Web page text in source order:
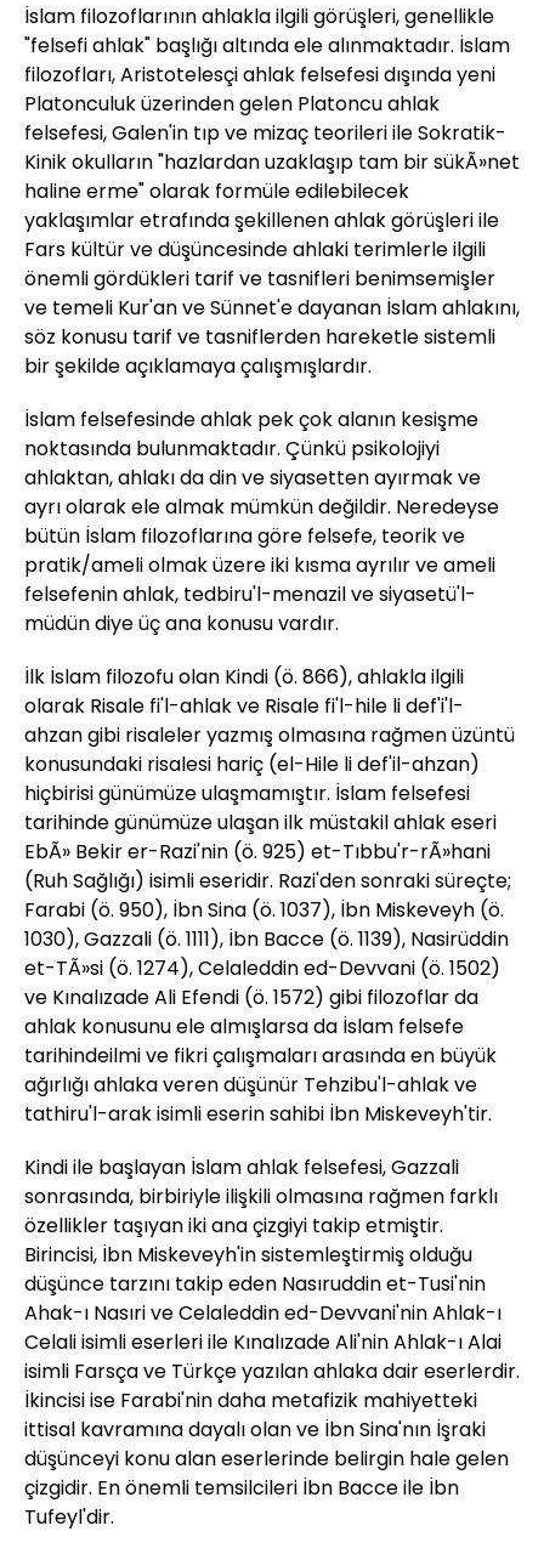
İslam filozoflarının ahlakla ilgili görüşleri, genellikle
"felsefi ahlak" başlığı altında ele alınmaktadır. İslam
filozofları, Aristotelesçi ahlak felsefesi dışında yeni
Platonculuk üzerinden gelen Platoncu ahlak
felsefesi, Galen'in tıp ve mizaç teorileri ile Sokratik-
Kinik okulların "hazlardan uzaklaşıp tam bir sükÃ»net
haline erme" olarak formüle edilebilecek
yaklaşımlar etrafında şekillenen ahlak görüşleri ile
Fars kültür ve düşüncesinde ahlaki terimlerle ilgili
önemli gördükleri tarif ve tasnifleri benimsemişler
ve temeli Kur'an ve Sünnet'e dayanan İslam ahlakını,
söz konusu tarif ve tasniflerden hareketle sistemli
bir şekilde açıklamaya çalışmışlardır.
İslam felsefesinde ahlak pek çok alanın kesişme
noktasında bulunmaktadır. Çünkü psikolojiyi
ahlaktan, ahlakı da din ve siyasetten ayırmak ve
ayrı olarak ele almak mümkün değildir. Neredeyse
bütün İslam filozoflarına göre felsefe, teorik ve
pratik/ameli olmak üzere iki kısma ayrılır ve ameli
felsefenin ahlak, tedbiru'l-menazil ve siyasetü'l-
müdün diye üç ana konusu vardır.
İlk İslam filozofu olan Kindi (ö. 866), ahlakla ilgili
olarak Risale fi'l-ahlak ve Risale fi'l-hile li def'i'l-
ahzan gibi risaleler yazmış olmasına rağmen üzüntü
konusundaki risalesi hariç (el-Hile li def'il-ahzan)
hiçbirisi günümüze ulaşmamıştır. İslam felsefesi
tarihinde günümüze ulaşan ilk müstakil ahlak eseri
EbÃ» Bekir er-Razi'nin (ö. 925) et-Tıbbu'r-rÃ»hani
(Ruh Sağlığı) isimli eseridir. Razi'den sonraki süreçte;
Farabi (ö. 950), İbn Sina (ö. 1037), İbn Miskeveyh (ö.
1030), Gazzali (ö. 1111), İbn Bacce (ö. 1139), Nasirüddin
et-TÃ»si (ö. 1274), Celaleddin ed-Devvani (ö. 1502)
ve Kınalızade Ali Efendi (ö. 1572) gibi filozoflar da
ahlak konusunu ele almışlarsa da İslam felsefe
tarihindeilmi ve fikri çalışmaları arasında en büyük
ağırlığı ahlaka veren düşünür Tehzibu'l-ahlak ve
tathiru'l-arak isimli eserin sahibi İbn Miskeveyh'tir.
Kindi ile başlayan İslam ahlak felsefesi, Gazzali
sonrasında, birbiriyle ilişkili olmasına rağmen farklı
özellikler taşıyan iki ana çizgiyi takip etmiştir.
Birincisi, İbn Miskeveyh'in sistemleştirmiş olduğu
düşünce tarzını takip eden Nasıruddin et-Tusi'nin
Ahak-ı Nasıri ve Celaleddin ed-Devvani'nin Ahlak-ı
Celali isimli eserleri ile Kınalızade Ali'nin Ahlak-ı Alai
isimli Farsça ve Türkçe yazılan ahlaka dair eserlerdir.
İkincisi ise Farabi'nin daha metafizik mahiyetteki
ittisal kavramına dayalı olan ve İbn Sina'nın İşraki
düşünceyi konu alan eserlerinde belirgin hale gelen
çizgidir. En önemli temsilcileri İbn Bacce ile İbn
Tufeyl'dir.